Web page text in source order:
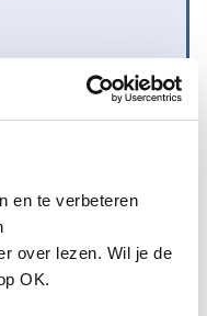
en te verbeteren
over lezen. Wil je de
OK.
joekel van een